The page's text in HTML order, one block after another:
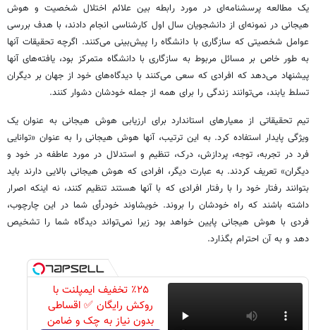
یک مطالعه پرسشنامه‌ای در مورد رابطه بین علائم اختلال شخصیت و هوش
هیجانی در نمونه‌ای از دانشجویان سال اول کارشناسی انجام دادند، با هدف بررسی
عوامل شخصیتی که سازگاری با دانشگاه را پیش‌بینی می‌کنند. اگرچه تحقیقات آنها
به طور خاص بر مسائل مربوط به سازگاری با دانشگاه متمرکز بود، یافته‌های آنها
پیشنهاد می‌دهد که افرادی که سعی می‌کنند با دیدگاه‌های خود از جهان بر دیگران
تسلط یابند، می‌توانند زندگی را برای همه از جمله خودشان دشوار کنند.
تیم تحقیقاتی از معیارهای استاندارد برای ارزیابی هوش هیجانی به عنوان یک
ویژگی پایدار استفاده کرد. به این ترتیب، آنها هوش هیجانی را به عنوان «توانایی
فرد در تجربه، توجه، پردازش، درک، تنظیم و استدلال در مورد عاطفه در خود و
دیگران» تعریف کردند. به عبارت دیگر، افرادی که هوش هیجانی بالایی دارند باید
بتوانند رفتار خود را با رفتار افرادی که با آنها هستند تنظیم کنند، نه اینکه اصرار
داشته باشند که راه خودشان را بروند. خویشاوند خودرأی شما در این چارچوب،
فردی با هوش هیجانی پایین خواهد بود زیرا نمی‌تواند دیدگاه شما را تشخیص
دهد و به آن احترام بگذارد.
٪۲۵ تخفیف ایمپلنت با
روکش رایگان ✅ اقساطی
بدون نیاز به چک و ضامن